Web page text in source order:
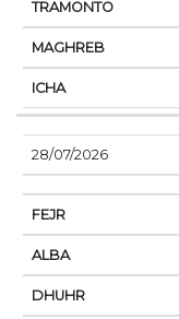
28/07/2026